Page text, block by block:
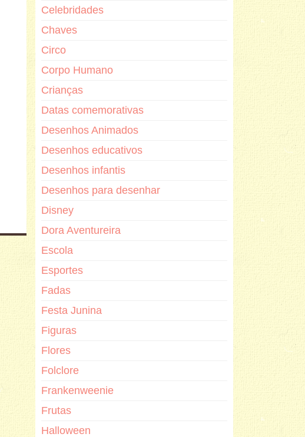
Celebridades
Chaves
Circo
Corpo Humano
Crianças
Datas comemorativas
Desenhos Animados
Desenhos educativos
Desenhos infantis
Desenhos para desenhar
Disney
Dora Aventureira
Escola
Esportes
Fadas
Festa Junina
Figuras
Flores
Folclore
Frankenweenie
Frutas
Halloween